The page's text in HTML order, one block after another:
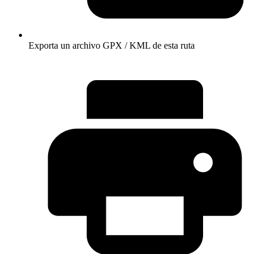
Exporta un archivo GPX / KML de esta ruta